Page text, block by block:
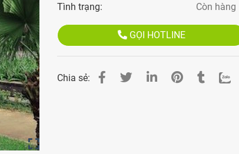
Tình trạng: Còn hàng
GỌI HOTLINE
Chia sẻ: